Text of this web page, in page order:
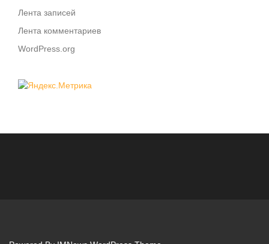
Лента записей
Лента комментариев
WordPress.org